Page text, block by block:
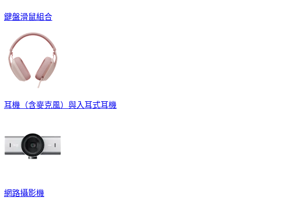
鍵盤滑鼠組合
耳機（含麥克風）與入耳式耳機
網路攝影機